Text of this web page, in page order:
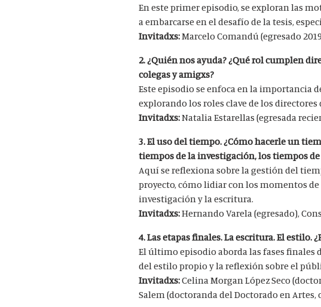
En este primer episodio, se exploran las
a embarcarse en el desafío de la tesis,
Invitadxs:Marcelo Comandú (egresado
2. ¿Quién nos ayuda? ¿Qué rol cumplen
colegas y amigxs?
Este episodio se enfoca en la importancia
explorando los roles clave de los directores
Invitadxs:Natalia Estarellas (egresada
3. El uso del tiempo. ¿Cómo hacerle un
tiempos de la investigación, los tiempos
Aquí se reflexiona sobre la gestión del
proyecto, cómo lidiar con los momentos
investigación y la escritura.
Invitadxs:Hernando Varela (egresado),
4. Las etapas finales. La escritura. El estilo.
El último episodio aborda las fases finales
del estilo propio y la reflexión sobre el
Invitadxs:Celina Morgan López Seco
Salem (doctoranda del Doctorado en Artes,